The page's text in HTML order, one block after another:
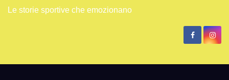
Le storie sportive che emozionano